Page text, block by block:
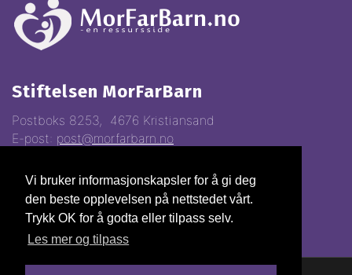
Vi bruker informasjonskapsler for å gi deg
den beste opplevelsen på nettstedet vårt.
Trykk OK for å godta eller tilpass selv.
Les mer og tilpass
Stiftelsen MorFarBarn
Postboks 8253, 4676 Kristiansand
E-post: post@morfarbarn.no
Vipps:81368
Gavekonto: 3000.22.70028
Org.nr. 993310247